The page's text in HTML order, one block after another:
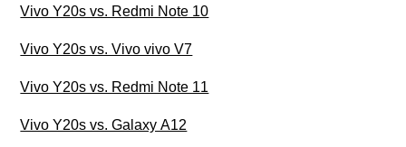
Vivo Y20s vs. Redmi Note 10
Vivo Y20s vs. Vivo vivo V7
Vivo Y20s vs. Redmi Note 11
Vivo Y20s vs. Galaxy A12